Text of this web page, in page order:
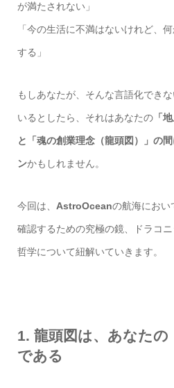
が満たされない」
「今の生活に不満はないけれど、
する」
もしあなたが、そんな言語化でき
いるとしたら、それはあなたの「地
と「魂の創業理念（龍頭図）」の
ンかもしれません。
今回は、 AstroOceanの航海におい
確認するための究極の鏡、ドラコ
哲学について紐解いていきます。
1. 龍頭図は、あなたの
である